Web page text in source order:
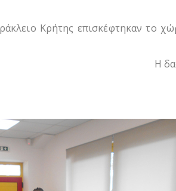
Κρήτης επισκέφτηκαν το
Η